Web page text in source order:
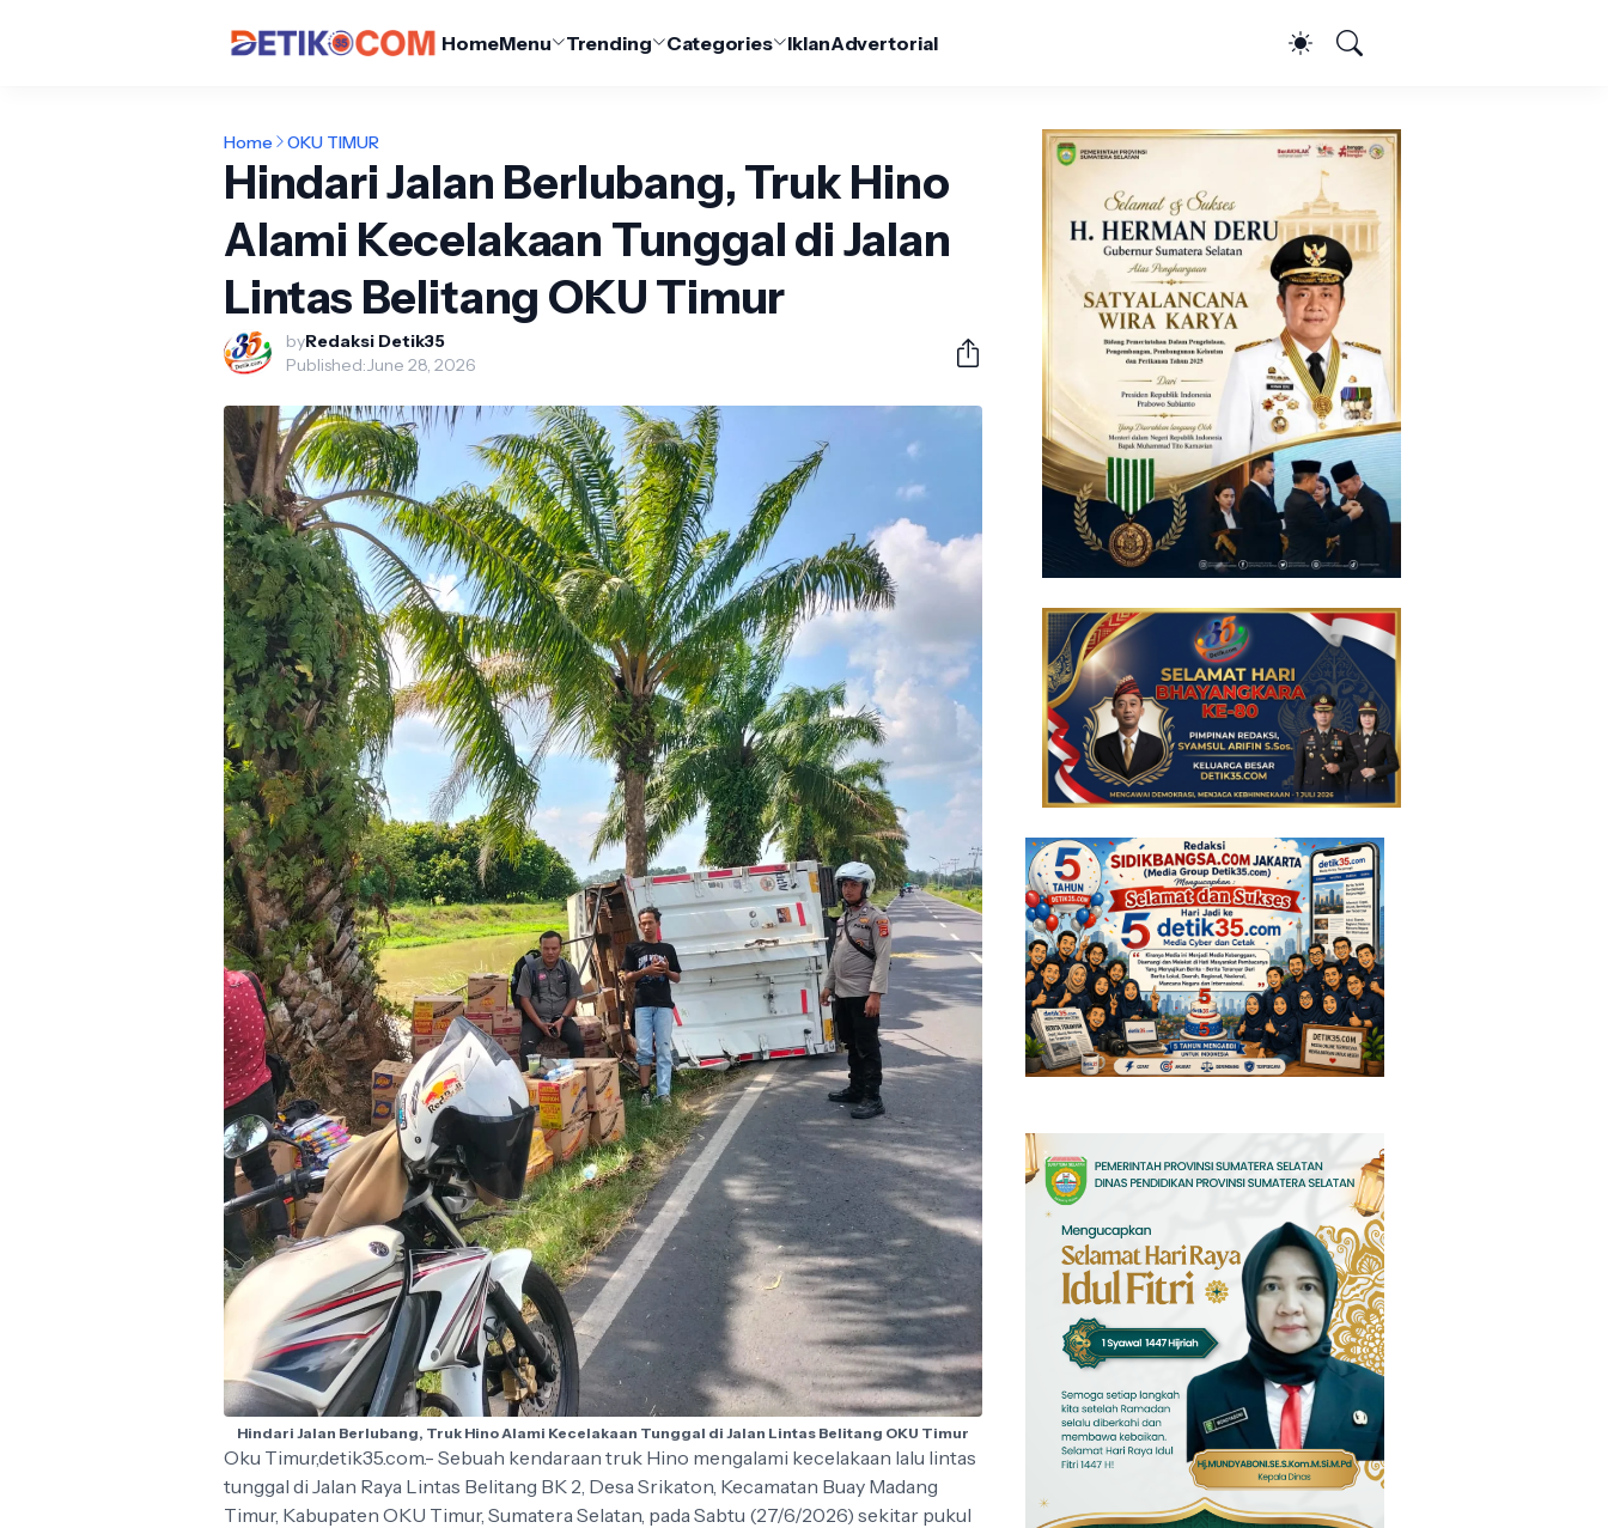
HomeMenu Trending Categories IklanAdvertorial
Home OKU TIMUR
Hindari Jalan Berlubang, Truk Hino
Alami Kecelakaan Tunggal di Jalan
Lintas Belitang OKU Timur
byRedaksi Detik35
Published:June 28, 2026
Hindari Jalan Berlubang, Truk Hino Alami Kecelakaan Tunggal di Jalan Lintas Belitang OKU Timur
Oku Timur,detik35.com.- Sebuah kendaraan truk Hino mengalami kecelakaan lalu lintas
tunggal di Jalan Raya Lintas Belitang BK 2, Desa Srikaton, Kecamatan Buay Madang
Timur, Kabupaten OKU Timur, Sumatera Selatan, pada Sabtu (27/6/2026) sekitar pukul